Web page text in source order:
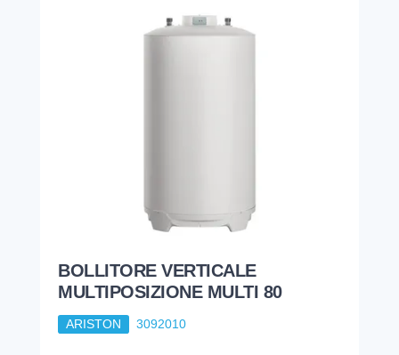
BOLLITORE VERTICALE
MULTIPOSIZIONE MULTI 80
ARISTON 3092010